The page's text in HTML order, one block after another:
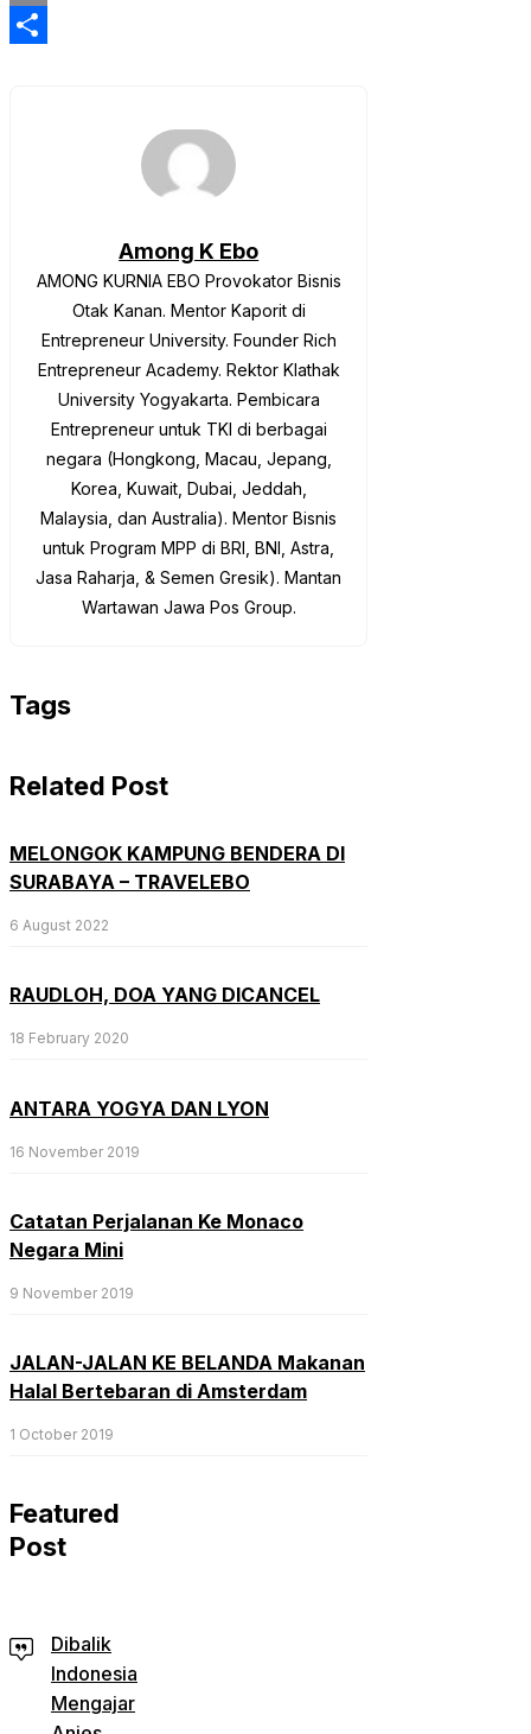
Email
Among K Ebo
AMONG KURNIA EBO Provokator Bisnis
Otak Kanan. Mentor Kaporit di
Entrepreneur University. Founder Rich
Entrepreneur Academy. Rektor Klathak
University Yogyakarta. Pembicara
Entrepreneur untuk TKI di berbagai
negara (Hongkong, Macau, Jepang,
Korea, Kuwait, Dubai, Jeddah,
Malaysia, dan Australia). Mentor Bisnis
untuk Program MPP di BRI, BNI, Astra,
Jasa Raharja, & Semen Gresik). Mantan
Wartawan Jawa Pos Group.
Tags
Related Post
MELONGOK KAMPUNG BENDERA DI
SURABAYA – TRAVELEBO
6 August 2022
RAUDLOH, DOA YANG DICANCEL
18 February 2020
ANTARA YOGYA DAN LYON
16 November 2019
Catatan Perjalanan Ke Monaco
Negara Mini
9 November 2019
JALAN-JALAN KE BELANDA Makanan
Halal Bertebaran di Amsterdam
1 October 2019
Featured
Post
Dibalik
Indonesia
Mengajar